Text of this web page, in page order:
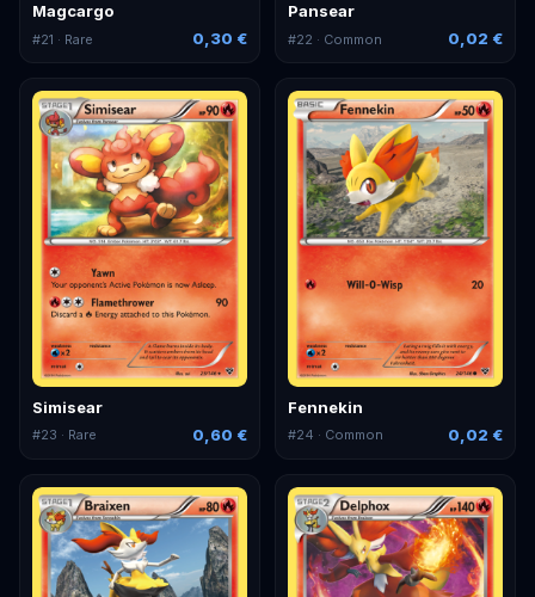
Magcargo
#21 · Rare 0,30 €
Pansear
#22 · Common 0,02 €
Simisear
#23 · Rare 0,60 €
Fennekin
#24 · Common 0,02 €